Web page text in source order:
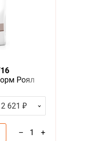
Роял
2 621 ₽
– 1 +